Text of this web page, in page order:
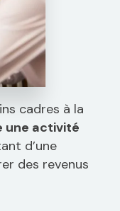
cadres à la
une activité
d’une
des revenus